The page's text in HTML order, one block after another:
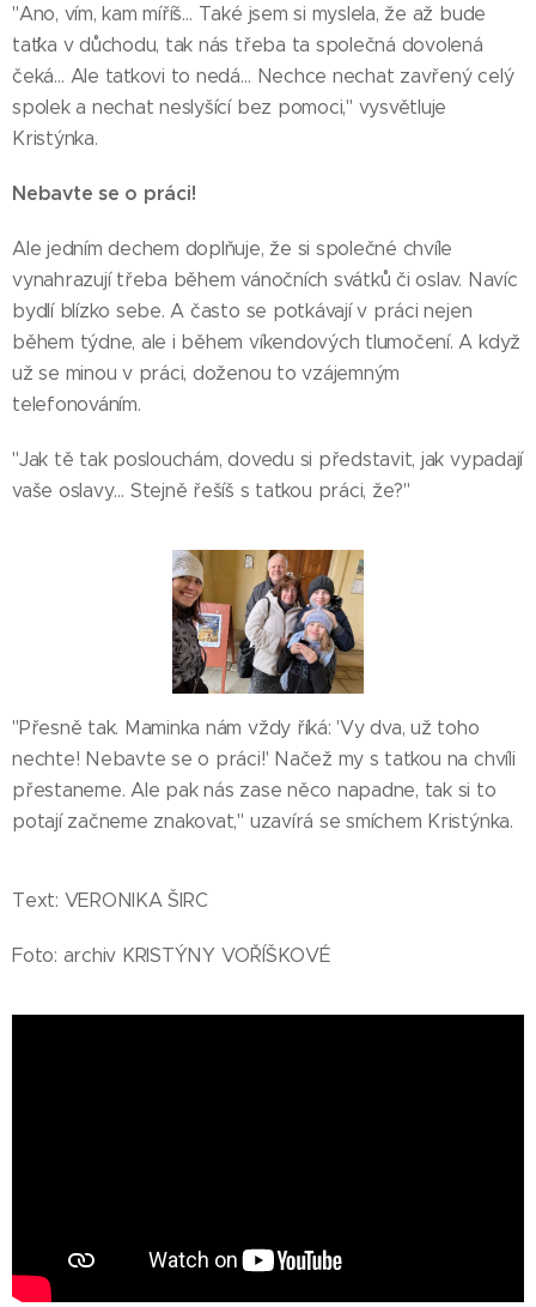
"Ano, vím, kam míříš… Také jsem si myslela, že až bude
taťka v důchodu, tak nás třeba ta společná dovolená
čeká… Ale taťkovi to nedá… Nechce nechat zavřený celý
spolek a nechat neslyšící bez pomoci," vysvětluje
Kristýnka.
Nebavte se o práci!
Ale jedním dechem doplňuje, že si společné chvíle
vynahrazují třeba během vánočních svátků či oslav. Navíc
bydlí blízko sebe. A často se potkávají v práci nejen
během týdne, ale i během víkendových tlumočení. A když
už se minou v práci, doženou to vzájemným
telefonováním.
"Jak tě tak poslouchám, dovedu si představit, jak vypadají
vaše oslavy… Stejně řešíš s taťkou práci, že?"
"Přesně tak. Maminka nám vždy říká: 'Vy dva, už toho
nechte! Nebavte se o práci!' Načež my s taťkou na chvíli
přestaneme. Ale pak nás zase něco napadne, tak si to
potají začneme znakovat," uzavírá se smíchem Kristýnka.
Text: VERONIKA ŠIRC
Foto: archiv KRISTÝNY VOŘÍŠKOVÉ